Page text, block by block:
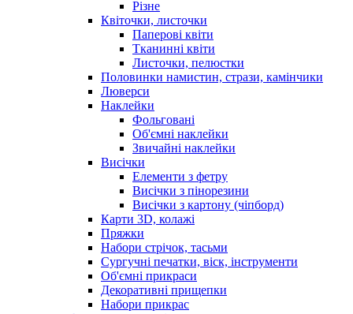
Різне
Квіточки, листочки
Паперові квіти
Тканинні квіти
Листочки, пелюстки
Половинки намистин, стрази, камінчики
Люверси
Наклейки
Фольговані
Об'ємні наклейки
Звичайні наклейки
Висічки
Елементи з фетру
Висічки з пінорезини
Висічки з картону (чіпборд)
Карти 3D, колажі
Пряжки
Набори стрічок, тасьми
Сургучні печатки, віск, інструменти
Об'ємні прикраси
Декоративні прищепки
Набори прикрас